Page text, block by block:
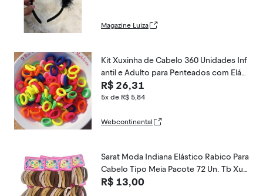
Magazine Luiza
Kit Xuxinha de Cabelo 360 Unidades Inf
antil e Adulto para Penteados com Elást
ico de Meia Colorido OEM
R$ 26,31
5x de R$ 5,84
Webcontinental
Sarat Moda Indiana Elástico Rabico Para
Cabelo Tipo Meia Pacote 72 Un. Tb Xuxi
nha Tons De Marrom
R$ 13,00